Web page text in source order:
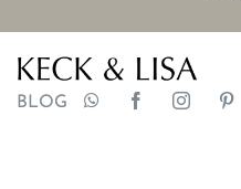
BLOG